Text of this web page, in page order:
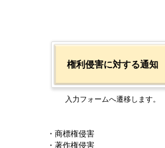
権利侵害に対する通知
入力フォームへ遷移します。
・商標権侵害
・著作権侵害